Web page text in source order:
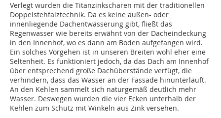
Verlegt wurden die Titanzinkscharen mit der traditionellen
Doppelstehfalztechnik. Da es keine außen- oder
innenliegende Dachentwässerung gibt, fließt das
Regenwasser wie bereits erwähnt von der Dacheindeckung
in den Innenhof, wo es dann am Boden aufgefangen wird.
Ein solches Vorgehen ist in unseren Breiten wohl eher eine
Seltenheit. Es funktioniert jedoch, da das Dach am Innenhof
über entsprechend große Dachüberstände verfügt, die
verhindern, dass das Wasser an der Fassade hinunterläuft.
An den Kehlen sammelt sich naturgemäß deutlich mehr
Wasser. Deswegen wurden die vier Ecken unterhalb der
Kehlen zum Schutz mit Winkeln aus Zink versehen.